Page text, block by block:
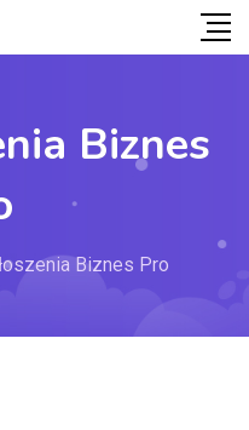
Biznes
Biznes Pro